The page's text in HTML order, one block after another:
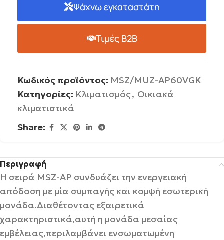
Ψάχνω εγκαταστάτη
Τιμές B2B
Κωδικός προϊόντος: MSZ/MUZ-AP60VGK
Κατηγορίες: Κλιματισμός, Οικιακά
κλιματιστικά
Share:
Περιγραφή
Η σειρά MSZ-AP συνδυάζει την ενεργειακή
απόδοση με μία συμπαγής και κομψή εσωτερική
μονάδα.Διαθέτοντας εξαιρετικά
χαρακτηριστικά,αυτή η μονάδα μεσαίας
εμβέλειας,περιλαμβάνει ενσωματωμένη